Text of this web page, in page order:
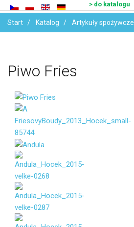
> do katalogu
Start Katalog Artykuły spożywcze
Piwo Fries